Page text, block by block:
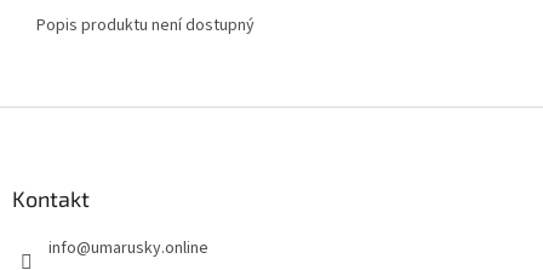
Popis produktu není dostupný
Kontakt
info@umarusky.online